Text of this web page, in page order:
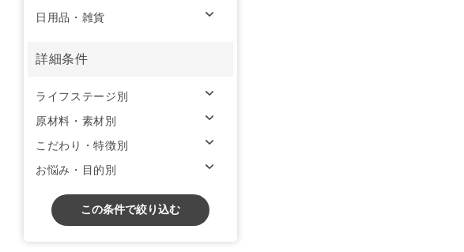
日用品・雑貨
詳細条件
ライフステージ別
原材料・素材別
こだわり・特徴別
お悩み・目的別
この条件で絞り込む